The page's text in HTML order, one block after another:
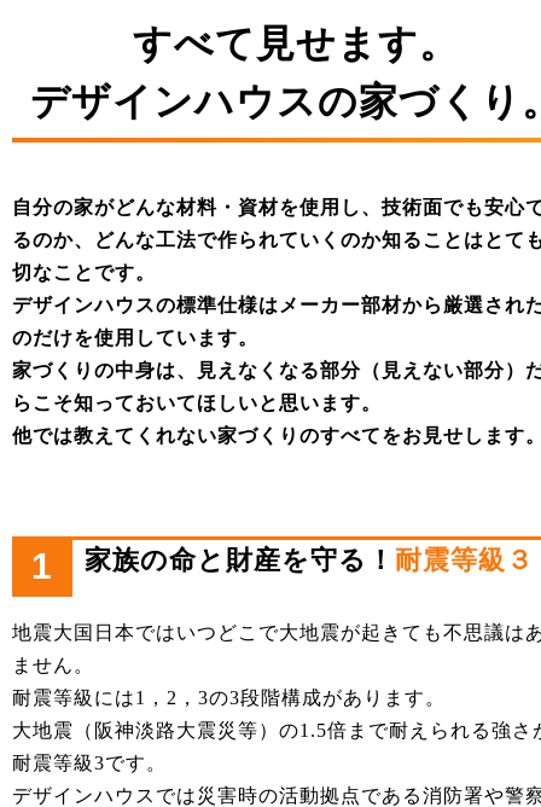
すべて見せます。
デザインハウスの家づくり
自分の家がどんな材料・資材を使用し、技術面でも安心
るのか、どんな工法で作られていくのか知ることはとて
切なことです。
デザインハウスの標準仕様はメーカー部材から厳選され
のだけを使用しています。
家づくりの中身は、見えなくなる部分（見えない部分）
らこそ知っておいてほしいと思います。
他では教えてくれない家づくりのすべてをお見せします
1 家族の命と財産を守る！ 耐震等級３
地震大国日本ではいつどこで大地震が起きても不思議は
ません。
耐震等級には1，2，3の3段階構成があります。
大地震（阪神淡路大震災等）の1.5倍まで耐えられる強さ
耐震等級3です。
デザインハウスでは災害時の活動拠点である消防署や警